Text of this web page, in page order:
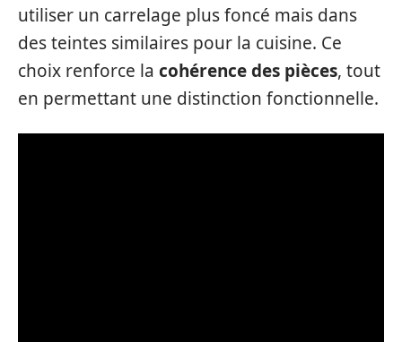
utiliser un carrelage plus foncé mais dans
des teintes similaires pour la cuisine. Ce
choix renforce la cohérence des pièces, tout
en permettant une distinction fonctionnelle.